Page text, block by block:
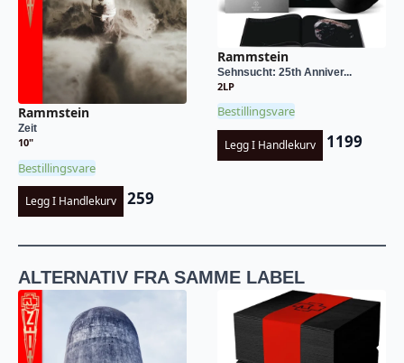
Rammstein
Zeit
10"
Bestillingsvare
Legg I Handlekurv 259
Rammstein
Sehnsucht: 25th Anniver...
2LP
Bestillingsvare
Legg I Handlekurv 1199
ALTERNATIV FRA SAMME LABEL